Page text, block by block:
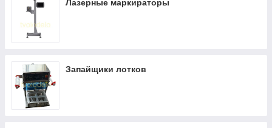
Лазерные маркираторы
Запайщики лотков